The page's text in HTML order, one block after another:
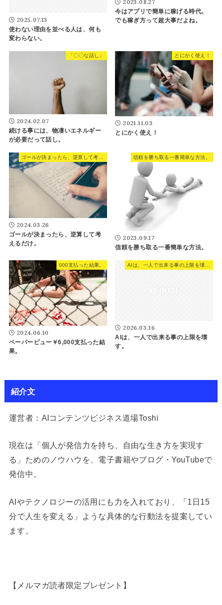
2025.07.13
使わない理由を並べる人は、何も
変わらない。
2023.08.27
今はアプリで簡単に稼げる時代。
でも稼ぎ方って超大事だよね。
「〇〇な話し」
2024.02.07
続ける事には、物凄いエネルギー
が必要だって話し。
とにかく使え！
2021.11.03
とにかく使え！
2024.03.26
ゴールが決まったら、逆算して考
えるだけ。
信頼を勝ち取る一番簡単な方法。
2023.09.17
信頼を勝ち取る一番簡単な方法。
000支払った結果。
2024.06.10
ペーパービュー￥6,000支払った結
果。
2026.03.16
AIは、一人で出来る事の上限を壊
す。
紹介文
運営者：AIコンテンツビジネス道場Toshi
現在は「個人が発信力を持ち、自由な生き方を実現す
る」ためのノウハウを、電子書籍やブログ・YouTubeで
発信中。
AIやテクノロジーの活用にも力を入れており、「1日15
分で人生を変える」ような具体的な行動法を提案してい
ます。
【メルマガ読者限定プレゼント】